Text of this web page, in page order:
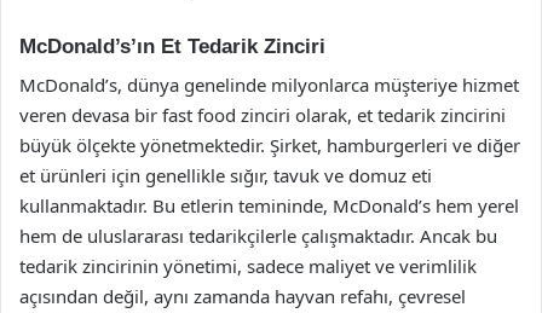
McDonald’s’ın Et Tedarik Zinciri
McDonald’s, dünya genelinde milyonlarca müşteriye hizmet
veren devasa bir fast food zinciri olarak, et tedarik zincirini
büyük ölçekte yönetmektedir. Şirket, hamburgerleri ve diğer
et ürünleri için genellikle sığır, tavuk ve domuz eti
kullanmaktadır. Bu etlerin temininde, McDonald’s hem yerel
hem de uluslararası tedarikçilerle çalışmaktadır. Ancak bu
tedarik zincirinin yönetimi, sadece maliyet ve verimlilik
açısından değil, aynı zamanda hayvan refahı, çevresel